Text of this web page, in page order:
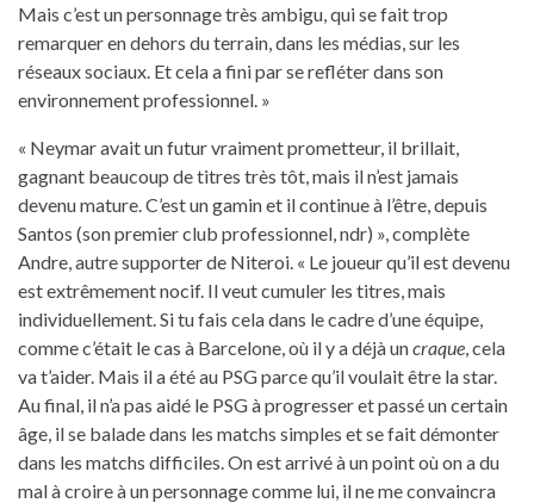
Mais c’est un personnage très ambigu, qui se fait trop
remarquer en dehors du terrain, dans les médias, sur les
réseaux sociaux. Et cela a fini par se refléter dans son
environnement professionnel. »
« Neymar avait un futur vraiment prometteur, il brillait,
gagnant beaucoup de titres très tôt, mais il n’est jamais
devenu mature. C’est un gamin et il continue à l’être, depuis
Santos (son premier club professionnel, ndr) », complète
Andre, autre supporter de Niteroi. « Le joueur qu’il est devenu
est extrêmement nocif. Il veut cumuler les titres, mais
individuellement. Si tu fais cela dans le cadre d’une équipe,
comme c’était le cas à Barcelone, où il y a déjà uncraque, cela
va t’aider. Mais il a été au PSG parce qu’il voulait être la star.
Au final, il n’a pas aidé le PSG à progresser et passé un certain
âge, il se balade dans les matchs simples et se fait démonter
dans les matchs difficiles. On est arrivé à un point où on a du
mal à croire à un personnage comme lui, il ne me convaincra